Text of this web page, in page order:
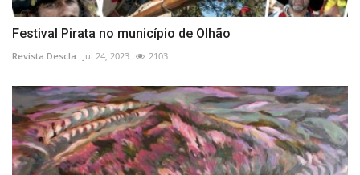
Festival Pirata no município de Olhão
Revista Descla Jul 24, 2023 2103